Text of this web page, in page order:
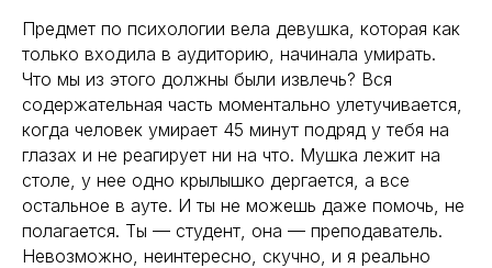
Предмет по психологии вела девушка, которая как
только входила в аудиторию, начинала умирать.
Что мы из этого должны были извлечь? Вся
содержательная часть моментально улетучивается,
когда человек умирает 45 минут подряд у тебя на
глазах и не реагирует ни на что. Мушка лежит на
столе, у нее одно крылышко дергается, а все
остальное в ауте. И ты не можешь даже помочь, не
полагается. Ты — студент, она — преподаватель.
Невозможно, неинтересно, скучно, и я реально